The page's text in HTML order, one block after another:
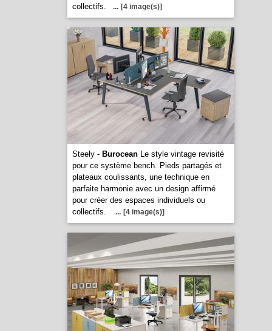
collectifs.
... [4 image(s)]
Steely - BuroceanLe style vintage revisité
pour ce système bench. Pieds partagés et
plateaux coulissants, une technique en
parfaite harmonie avec un design affirmé
pour créer des espaces individuels ou
collectifs.
... [4 image(s)]